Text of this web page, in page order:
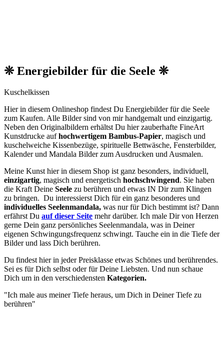
❊ Energiebilder für die Seele ❊
Kuschelkissen
Hier in diesem Onlineshop findest Du Energiebilder für die Seele
zum Kaufen. Alle Bilder sind von mir handgemalt und einzigartig.
Neben den Originalbildern erhältst Du hier zauberhafte FineArt
Kunstdrucke aufhochwertigem Bambus-Papier, magisch und
kuschelweiche Kissenbezüge, spirituelle Bettwäsche, Fensterbilder,
Kalender und Mandala Bilder zum Ausdrucken und Ausmalen.
Meine Kunst hier in diesem Shop ist ganz besonders, individuell,
einzigartig, magisch und energetisch hochschwingend. Sie haben
die Kraft Deine Seele zu berühren und etwas IN Dir zum Klingen
zu bringen. Du interessierst Dich für ein ganz besonderes und
individuelles Seelenmandala, was nur für Dich bestimmt ist? Dann
erfährst Du auf dieser Seite mehr darüber. Ich male Dir von Herzen
gerne Dein ganz persönliches Seelenmandala, was in Deiner
eigenen Schwingungsfrequenz schwingt. Tauche ein in die Tiefe der
Bilder und lass Dich berühren.
Du findest hier in jeder Preisklasse etwas Schönes und berührendes.
Sei es für Dich selbst oder für Deine Liebsten. Und nun schaue
Dich um in den verschiedensten Kategorien.
"Ich male aus meiner Tiefe heraus, um Dich in Deiner Tiefe zu
berühren"